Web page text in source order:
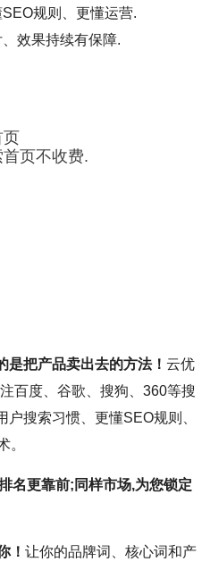
规则、更懂运营.
效果持续有保障.
页不收费.
是把产品卖出去的方法！ 云优
百度、谷歌、搜狗、360等搜
搜索习惯、更懂SEO规则、
。
名更靠前;同样市场,为您锁定
！ 让你的品牌词、核心词和产